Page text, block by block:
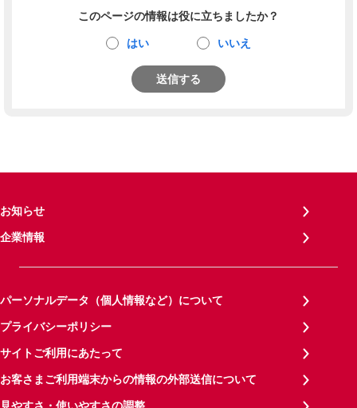
このページの情報は役に立ちましたか？
はい いいえ
送信する
お知らせ
企業情報
パーソナルデータ（個人情報など）について
プライバシーポリシー
サイトご利用にあたって
お客さまご利用端末からの情報の外部送信について